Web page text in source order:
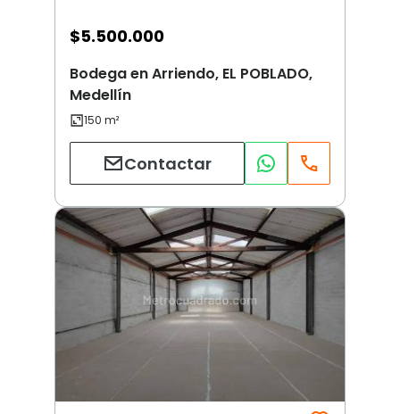
$5.500.000
Bodega en Arriendo, EL POBLADO,
Medellín
Contactar